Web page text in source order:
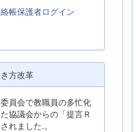
帳保護者ログイン
方改革
員会で教職員の多忙化
協議会からの「提言Ｒ
れました.。